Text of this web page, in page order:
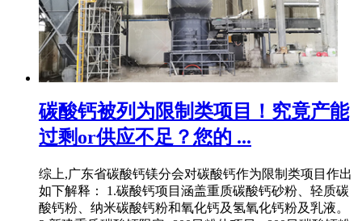
碳酸钙被列为限制类项目！究竟产能
过剩or供应不足？您的 ...
综上,广东省碳酸钙镁分会对碳酸钙作为限制类项目作出
如下解释： 1.碳酸钙项目涵盖重质碳酸钙砂粉、轻质碳
酸钙粉、纳米碳酸钙粉和氧化钙及氢氧化钙粉及乳液。